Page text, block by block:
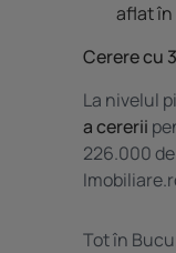
aflat în
Cerere cu
La nivelul
a cererii
226.000
Tot în